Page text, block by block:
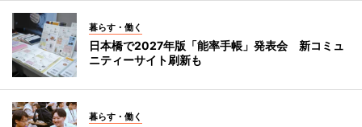
暮らす・働く
日本橋で2027年版「能率手帳」発表会 新コミュ
ニティーサイト刷新も
暮らす・働く